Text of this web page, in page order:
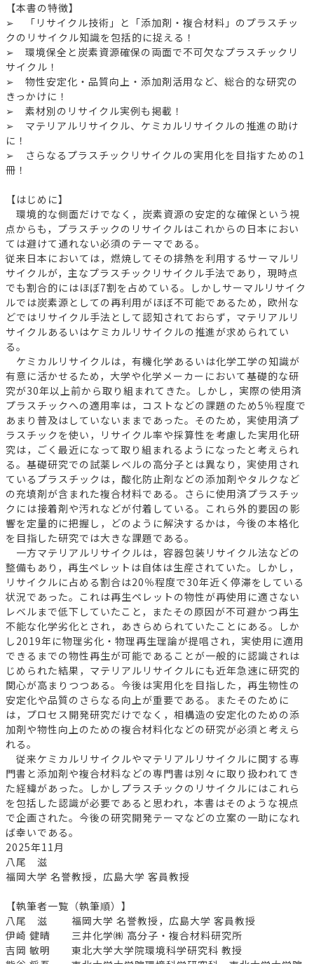
【本書の特徴】
➢ 「リサイクル技術」と「添加剤・複合材料」のプラスチッ
クのリサイクル知識を包括的に捉える！
➢ 環境保全と炭素資源確保の両面で不可欠なプラスチックリ
サイクル！
➢ 物性安定化・品質向上・添加剤活用など、総合的な研究の
きっかけに！
➢ 素材別のリサイクル実例も掲載！
➢ マテリアルリサイクル、ケミカルリサイクルの推進の助け
に！
➢ さらなるプラスチックリサイクルの実用化を目指すための1
冊！
【はじめに】
環境的な側面だけでなく，炭素資源の安定的な確保という視
点からも，プラスチックのリサイクルはこれからの日本におい
ては避けて通れない必須のテーマである。
従来日本においては，燃焼してその排熱を利用するサーマルリ
サイクルが，主なプラスチックリサイクル手法であり，現時点
でも割合的にはほぼ7割を占めている。しかしサーマルリサイク
ルでは炭素源としての再利用がほぼ不可能であるため，欧州な
どではリサイクル手法として認知されておらず，マテリアルリ
サイクルあるいはケミカルリサイクルの推進が求められてい
る。
ケミカルリサイクルは，有機化学あるいは化学工学の知識が
有意に活かせるため，大学や化学メーカーにおいて基礎的な研
究が30年以上前から取り組まれてきた。しかし，実際の使用済
プラスチックへの適用率は，コストなどの課題のため5％程度で
あまり普及はしていないままであった。そのため，実使用済プ
ラスチックを使い，リサイクル率や採算性を考慮した実用化研
究は，ごく最近になって取り組まれるようになったと考えられ
る。基礎研究での試薬レベルの高分子とは異なり，実使用され
ているプラスチックは，酸化防止剤などの添加剤やタルクなど
の充填剤が含まれた複合材料である。さらに使用済プラスチッ
クには接着剤や汚れなどが付着している。これら外的要因の影
響を定量的に把握し，どのように解決するかは，今後の本格化
を目指した研究では大きな課題である。
一方マテリアルリサイクルは，容器包装リサイクル法などの
整備もあり，再生ペレットは自体は生産されていた。しかし，
リサイクルに占める割合は20％程度で30年近く停滞をしている
状況であった。これは再生ペレットの物性が再使用に適さない
レベルまで低下していたこと，またその原因が不可避かつ再生
不能な化学劣化とされ，あきらめられていたことにある。しか
し2019年に物理劣化・物理再生理論が提唱され，実使用に適用
できるまでの物性再生が可能であることが一般的に認識されは
じめられた結果，マテリアルリサイクルにも近年急速に研究的
関心が高まりつつある。今後は実用化を目指した，再生物性の
安定化や品質のさらなる向上が重要である。またそのために
は，プロセス開発研究だけでなく，相構造の安定化のための添
加剤や物性向上のための複合材料化などの研究が必須と考えら
れる。
従来ケミカルリサイクルやマテリアルリサイクルに関する専
門書と添加剤や複合材料などの専門書は別々に取り扱われてき
た経緯があった。しかしプラスチックのリサイクルにはこれら
を包括した認識が必要であると思われ，本書はそのような視点
で企画された。今後の研究開発テーマなどの立案の一助になれ
ば幸いである。
2025年11月
八尾 滋
福岡大学 名誉教授，広島大学 客員教授
【執筆者一覧（執筆順）】
八尾 滋 福岡大学 名誉教授，広島大学 客員教授
伊崎 健晴 三井化学㈱ 高分子・複合材料研究所
吉岡 敏明 東北大学大学院環境科学研究科 教授